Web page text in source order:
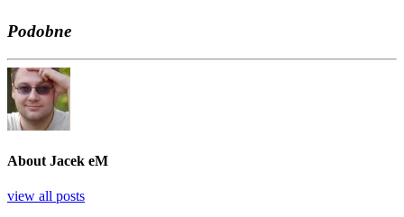
Podobne
About Jacek eM
view all posts